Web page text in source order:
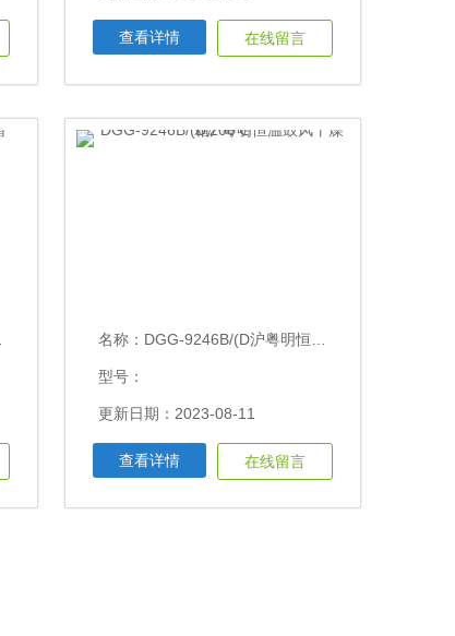
查看详情 在线留言
名称： DGG-9246B/(D沪粤明恒温鼓风干燥箱200℃
型号：
更新日期：2023-08-11
查看详情 在线留言